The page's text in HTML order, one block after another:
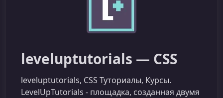
leveluptutorials — CSS
leveluptutorials, CSS Туториалы, Курсы.
LevelUpTutorials - площадка, созданная двумя